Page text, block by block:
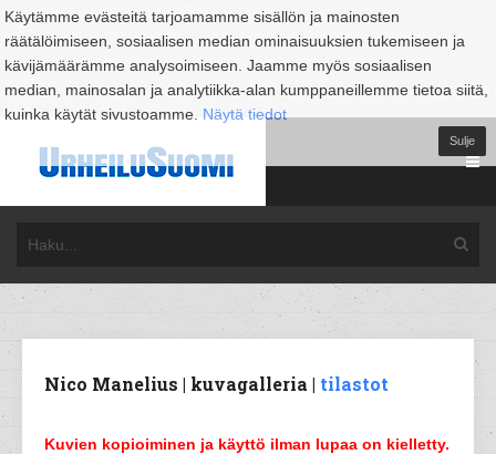
Käytämme evästeitä tarjoamamme sisällön ja mainosten
räätälöimiseen, sosiaalisen median ominaisuuksien tukemiseen ja
kävijämäärämme analysoimiseen. Jaamme myös sosiaalisen
median, mainosalan ja analytiikka-alan kumppaneillemme tietoa siitä,
kuinka käytät sivustoamme. Näytä tiedot
Sulje
Nico Manelius | kuvagalleria | tilastot
Kuvien kopioiminen ja käyttö ilman lupaa on kielletty.